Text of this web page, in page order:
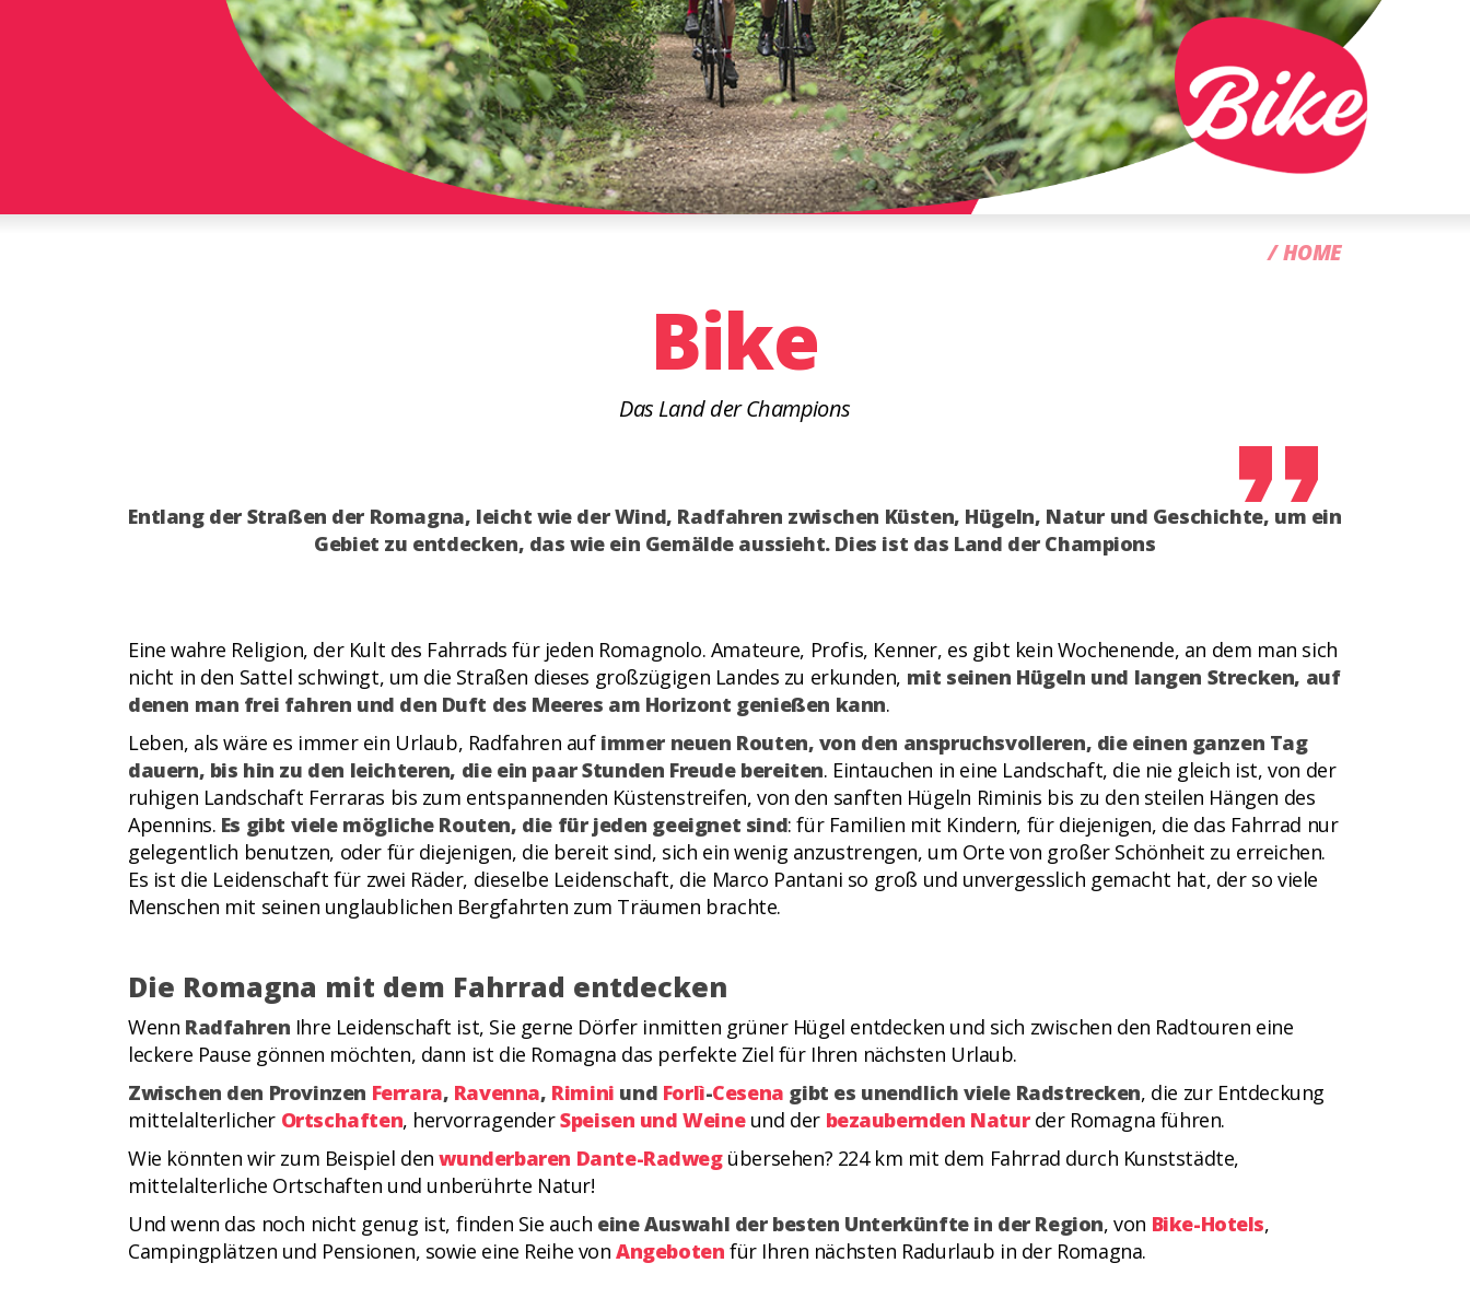
HOME
Bike
Das Land der Champions
Entlang der Straßen der Romagna, leicht wie der Wind, Radfahren zwischen Küsten, Hügeln, Natur und Geschichte, um ein
Gebiet zu entdecken, das wie ein Gemälde aussieht. Dies ist das Land der Champions
Eine wahre Religion, der Kult des Fahrrads für jeden Romagnolo. Amateure, Profis, Kenner, es gibt kein Wochenende, an dem man sich
nicht in den Sattel schwingt, um die Straßen dieses großzügigen Landes zu erkunden, mit seinen Hügeln und langen Strecken, auf
denen man frei fahren und den Duft des Meeres am Horizont genießen kann.
Leben, als wäre es immer ein Urlaub, Radfahren auf immer neuen Routen, von den anspruchsvolleren, die einen ganzen Tag
dauern, bis hin zu den leichteren, die ein paar Stunden Freude bereiten. Eintauchen in eine Landschaft, die nie gleich ist, von der
ruhigen Landschaft Ferraras bis zum entspannenden Küstenstreifen, von den sanften Hügeln Riminis bis zu den steilen Hängen des
Apennins. Es gibt viele mögliche Routen, die für jeden geeignet sind: für Familien mit Kindern, für diejenigen, die das Fahrrad nur
gelegentlich benutzen, oder für diejenigen, die bereit sind, sich ein wenig anzustrengen, um Orte von großer Schönheit zu erreichen.
Es ist die Leidenschaft für zwei Räder, dieselbe Leidenschaft, die Marco Pantani so groß und unvergesslich gemacht hat, der so viele
Menschen mit seinen unglaublichen Bergfahrten zum Träumen brachte.
Die Romagna mit dem Fahrrad entdecken
Wenn Radfahren Ihre Leidenschaft ist, Sie gerne Dörfer inmitten grüner Hügel entdecken und sich zwischen den Radtouren eine
leckere Pause gönnen möchten, dann ist die Romagna das perfekte Ziel für Ihren nächsten Urlaub.
Zwischen den Provinzen Ferrara, Ravenna, Rimini und Forlì-Cesena gibt es unendlich viele Radstrecken, die zur Entdeckung
mittelalterlicher Ortschaften, hervorragenderSpeisen und Weineund der bezaubernden Naturder Romagna führen.
Wie könnten wir zum Beispiel denwunderbaren Dante-Radwegübersehen? 224 km mit dem Fahrrad durch Kunststädte,
mittelalterliche Ortschaften und unberührte Natur!
Und wenn das noch nicht genug ist, finden Sie auch eine Auswahl der besten Unterkünfte in der Region, von Bike-Hotels,
Campingplätzen und Pensionen, sowie eine Reihe vonAngeboten für Ihren nächsten Radurlaub in der Romagna.